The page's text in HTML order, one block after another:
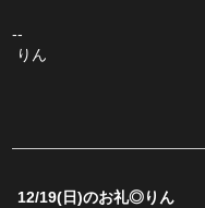
--
りん
12/19(日)のお礼◎りん